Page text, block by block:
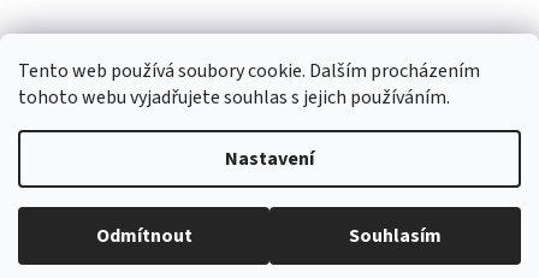
Tento web používá soubory cookie. Dalším procházením
tohoto webu vyjadřujete souhlas s jejich používáním.
Nastavení
Odmítnout Souhlasím
Copyright 2026Perfect Dress EU. Všechna práva vyhrazena.
Upravit nastavení cookies